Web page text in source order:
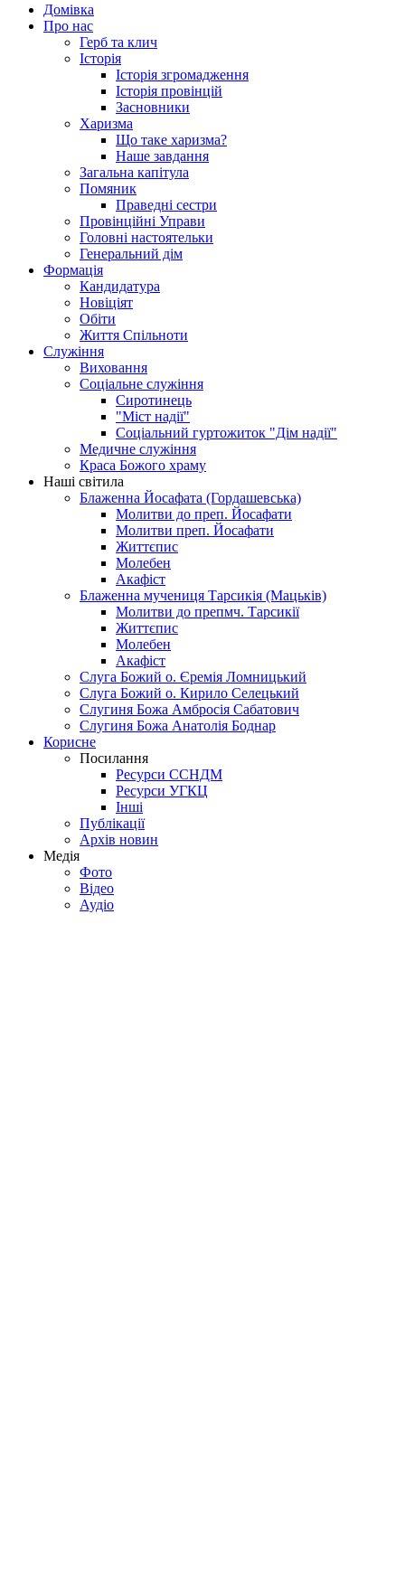
Домівка
Про нас
Герб та клич
Історія
Історія згромадження
Історія провінцій
Засновники
Харизма
Що таке харизма?
Наше завдання
Загальна капітула
Помяник
Праведні сестри
Провінційні Управи
Головні настоятельки
Генеральний дім
Формація
Кандидатура
Новіціят
Обіти
Життя Спільноти
Служіння
Виховання
Соціальне служіння
Сиротинець
"Міст надії"
Соціальний гуртожиток "Дім надії"
Медичне служіння
Краса Божого храму
Наші світила
Блаженна Йосафата (Гордашевська)
Молитви до преп. Йосафати
Молитви преп. Йосафати
Життєпис
Молебен
Акафіст
Блаженна мучениця Тарсикія (Мацьків)
Молитви до препмч. Тарсикії
Життєпис
Молебен
Акафіст
Слуга Божий о. Єремія Ломницький
Слуга Божий о. Кирило Селецький
Слугиня Божа Амбросія Сабатович
Слугиня Божа Анатолія Боднар
Корисне
Посилання
Ресурси ССНДМ
Ресурси УГКЦ
Інші
Публікації
Архів новин
Медія
Фото
Відео
Аудіо